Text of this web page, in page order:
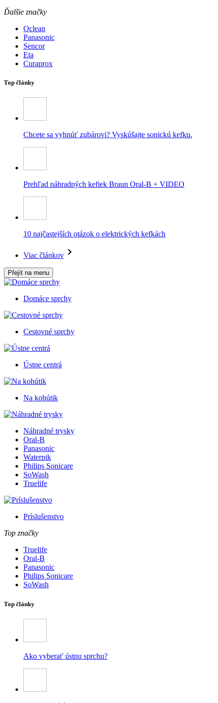
Ďalšie značky
Oclean
Panasonic
Sencor
Eta
Curaprox
Top články
Chcete sa vyhnúť zubárovi? Vyskúšajte sonickú kefku.
Prehľad náhradných kefiek Braun Oral-B + VIDEO
10 najčastejších otázok o elektrických kefkách
Viac článkov
Přejít na menu
Domáce sprchy
Cestovné sprchy
Ústne centrá
Na kohútik
Náhradné trysky
Oral-B
Panasonic
Waterpik
Philips Sonicare
SoWash
Truelife
Príslušenstvo
Top značky
Truelife
Oral-B
Panasonic
Philips Sonicare
SoWash
Top články
Ako vyberať ústnu sprchu?